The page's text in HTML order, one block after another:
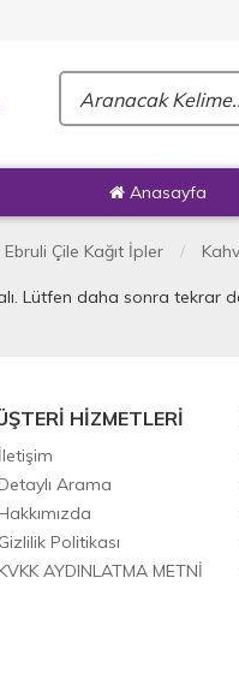
Anasayfa
Ebruli Çile Kağıt İpler
Lütfen daha sonra tekrar
HİZMETLERİ
İletişim
Arama
Gizlilik Politikası
AYDINLATMA METNİ